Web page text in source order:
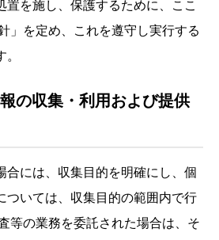
置を施し、保護するために、ここ
」を定め、これを遵守し実行する
の収集・利用および提供
合には、収集目的を明確にし、個
ついては、収集目的の範囲内で行
等の業務を委託された場合は、そ